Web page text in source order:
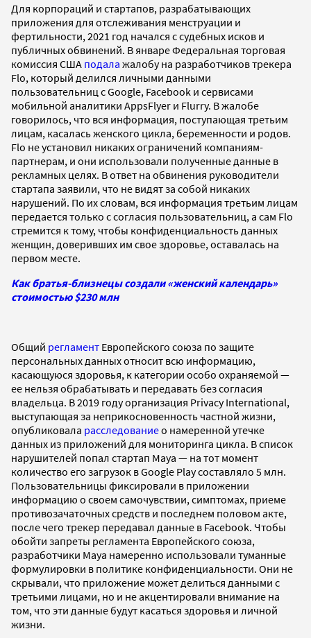
Для корпораций и стартапов, разрабатывающих
приложения для отслеживания менструации и
фертильности, 2021 год начался с судебных исков и
публичных обвинений. В январе Федеральная торговая
комиссия США подала жалобу на разработчиков трекера
Flo, который делился личными данными
пользовательниц с Google, Facebook и сервисами
мобильной аналитики AppsFlyer и Flurry. В жалобе
говорилось, что вся информация, поступающая третьим
лицам, касалась женского цикла, беременности и родов.
Flo не установил никаких ограничений компаниям-
партнерам, и они использовали полученные данные в
рекламных целях. В ответ на обвинения руководители
стартапа заявили, что не видят за собой никаких
нарушений. По их словам, вся информация третьим лицам
передается только с согласия пользовательниц, а сам Flo
стремится к тому, чтобы конфиденциальность данных
женщин, доверивших им свое здоровье, оставалась на
первом месте.
Как братья-близнецы создали «женский календарь»
стоимостью $230 млн
Общий регламент Европейского союза по защите
персональных данных относит всю информацию,
касающуюся здоровья, к категории особо охраняемой —
ее нельзя обрабатывать и передавать без согласия
владельца. В 2019 году организация Privacy International,
выступающая за неприкосновенность частной жизни,
опубликовала расследованиео намеренной утечке
данных из приложений для мониторинга цикла. В список
нарушителей попал стартап Maya — на тот момент
количество его загрузок в Google Play составляло 5 млн.
Пользовательницы фиксировали в приложении
информацию о своем самочувствии, симптомах, приеме
противозачаточных средств и последнем половом акте,
после чего трекер передавал данные в Facebook. Чтобы
обойти запреты регламента Европейского союза,
разработчики Maya намеренно использовали туманные
формулировки в политике конфиденциальности. Они не
скрывали, что приложение может делиться данными с
третьими лицами, но и не акцентировали внимание на
том, что эти данные будут касаться здоровья и личной
жизни.